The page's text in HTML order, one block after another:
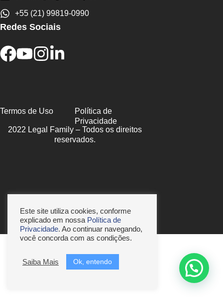
+55 (21) 99819-0990
Redes Sociais
Termos de Uso
Política de
Privacidade
2022 Legal Family – Todos os direitos
reservados.
Este site utiliza cookies, conforme
explicado em nossa Política de
Privacidade. Ao continuar navegando,
você concorda com as condições.
Saiba Mais Ok, entendo